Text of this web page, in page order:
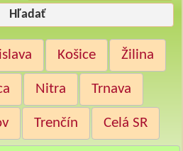
Hľadať
Košice Žilina
Nitra Trnava
Trenčín Celá SR